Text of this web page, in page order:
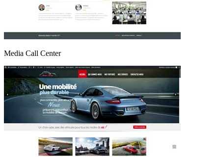
Media Call Center